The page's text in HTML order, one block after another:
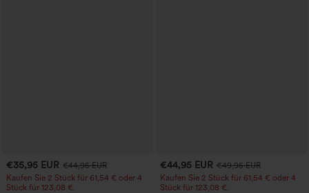
€35,95 EUR €44,95 EUR
Kaufen Sie 2 Stück für 61,54 € oder 4
Stück für 123,08 €.
€44,95 EUR €49,95 EUR
Kaufen Sie 2 Stück für 61,54 € oder 4
Stück für 123,08 €.